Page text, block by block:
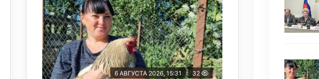
6 АВГУСТА 2026, 15:31 32